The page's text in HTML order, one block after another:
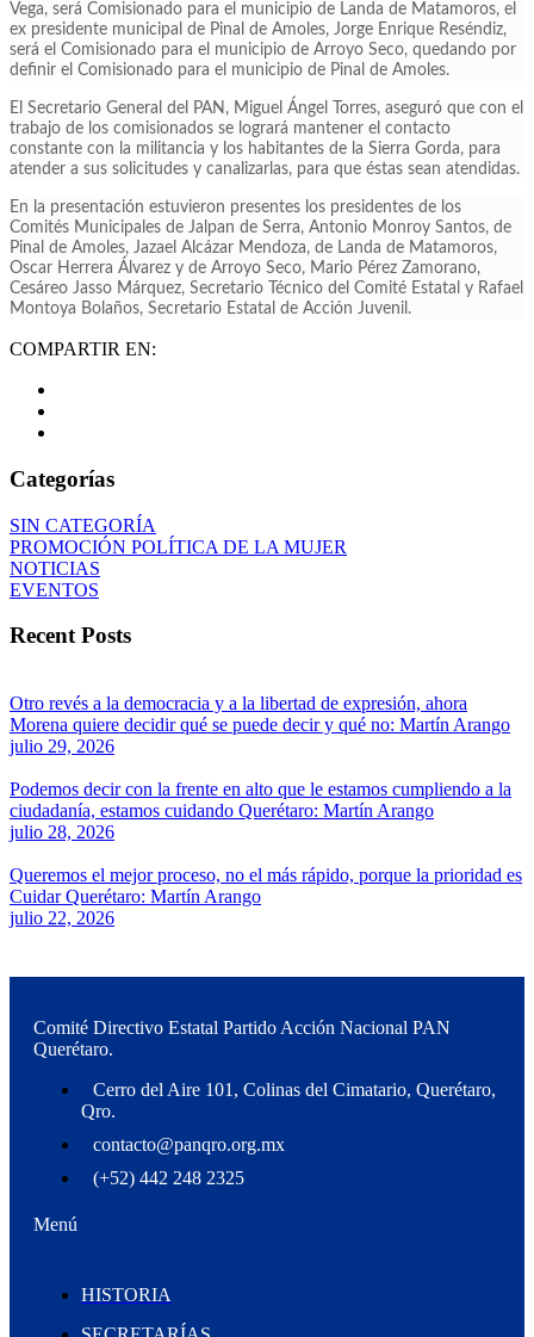
Vega, será Comisionado para el municipio de Landa de Matamoros, el
ex presidente municipal de Pinal de Amoles, Jorge Enrique Reséndiz,
será el Comisionado para el municipio de Arroyo Seco, quedando por
definir el Comisionado para el municipio de Pinal de Amoles.
El Secretario General del PAN, Miguel Ángel Torres, aseguró que con el
trabajo de los comisionados se logrará mantener el contacto
constante con la militancia y los habitantes de la Sierra Gorda, para
atender a sus solicitudes y canalizarlas, para que éstas sean atendidas.
En la presentación estuvieron presentes los presidentes de los
Comités Municipales de Jalpan de Serra, Antonio Monroy Santos, de
Pinal de Amoles, Jazael Alcázar Mendoza, de Landa de Matamoros,
Oscar Herrera Álvarez y de Arroyo Seco, Mario Pérez Zamorano,
Cesáreo Jasso Márquez, Secretario Técnico del Comité Estatal y Rafael
Montoya Bolaños, Secretario Estatal de Acción Juvenil.
COMPARTIR EN:
Categorías
SIN CATEGORÍA
PROMOCIÓN POLÍTICA DE LA MUJER
NOTICIAS
EVENTOS
Recent Posts
Otro revés a la democracia y a la libertad de expresión, ahora
Morena quiere decidir qué se puede decir y qué no: Martín Arango
julio 29, 2026
Podemos decir con la frente en alto que le estamos cumpliendo a la
ciudadanía, estamos cuidando Querétaro: Martín Arango
julio 28, 2026
Queremos el mejor proceso, no el más rápido, porque la prioridad es
Cuidar Querétaro: Martín Arango
julio 22, 2026
Comité Directivo Estatal Partido Acción Nacional PAN
Querétaro.
Cerro del Aire 101, Colinas del Cimatario, Querétaro,
Qro.
contacto@panqro.org.mx
(+52) 442 248 2325
Menú
HISTORIA